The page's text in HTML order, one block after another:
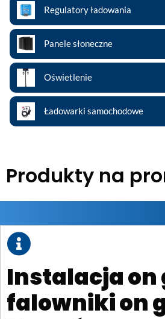
Regulatory ładowania
Panele słoneczne
Oświetlenie
Ładowarki samochodowe
Produkty na
Instalacja on
falowniki on